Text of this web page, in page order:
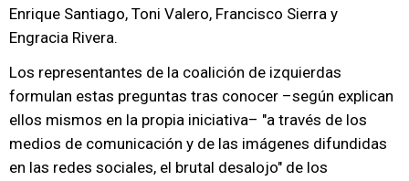
Enrique Santiago, Toni Valero, Francisco Sierra y
Engracia Rivera.
Los representantes de la coalición de izquierdas
formulan estas preguntas tras conocer –según explican
ellos mismos en la propia iniciativa– "a través de los
medios de comunicación y de las imágenes difundidas
en las redes sociales, el brutal desalojo" de los